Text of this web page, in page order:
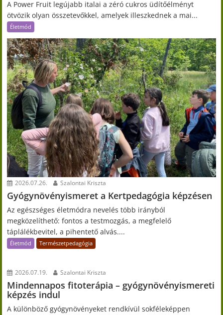
A Power Fruit legújabb italai a zéró cukros üdítőélményt
ötvözik olyan összetevőkkel, amelyek illeszkednek a mai...
Életmód
2026.07.26. Szalontai Kriszta
Gyógynövényismeret a Kertpedagógia képzésen
Az egészséges életmódra nevelés több irányból
megközelíthető: fontos a testmozgás, a megfelelő
táplálékbevitel, a pihentető alvás....
Életmód Természetpedagógia
2026.07.19. Szalontai Kriszta
Mindennapos fitoterápia – gyógynövényismereti
képzés indul
A különböző gyógynövényeket rendkívül sokféleképpen